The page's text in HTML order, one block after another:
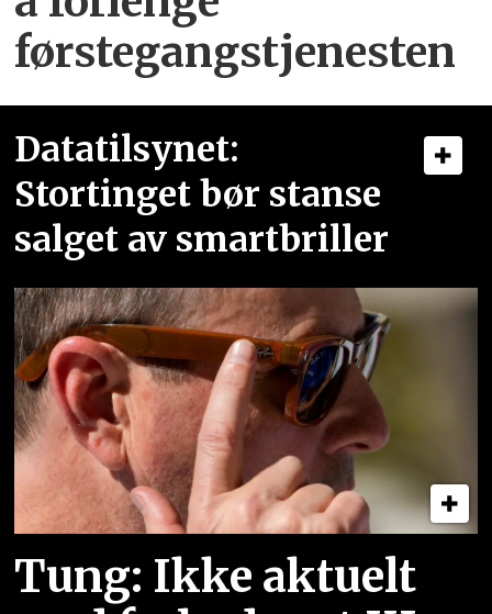
førstegangstjenesten
Datatilsynet:
Stortinget bør stanse
salget av smartbriller
Tung: Ikke aktuelt